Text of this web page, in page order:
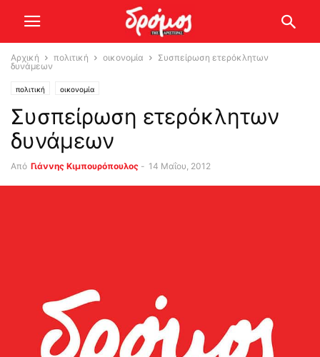
Αρχική πολιτική οικονομία
Συσπείρωση ετερόκλητων
δυνάμεων
πολιτική οικονομία
Συσπείρωση ετερόκλητων
δυνάμεων
Από Γιάννης Κιμπουρόπουλος - 14 Μαΐου, 2012